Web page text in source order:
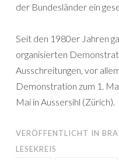
der Bundesländer ein
Seit den 1980er Jahren
organisierten
Ausschreitungen, vor
Demonstration zum 1.
Mai in Aussersihl (Zürich).
VERÖFFENTLICHT IN
LESEKREIS